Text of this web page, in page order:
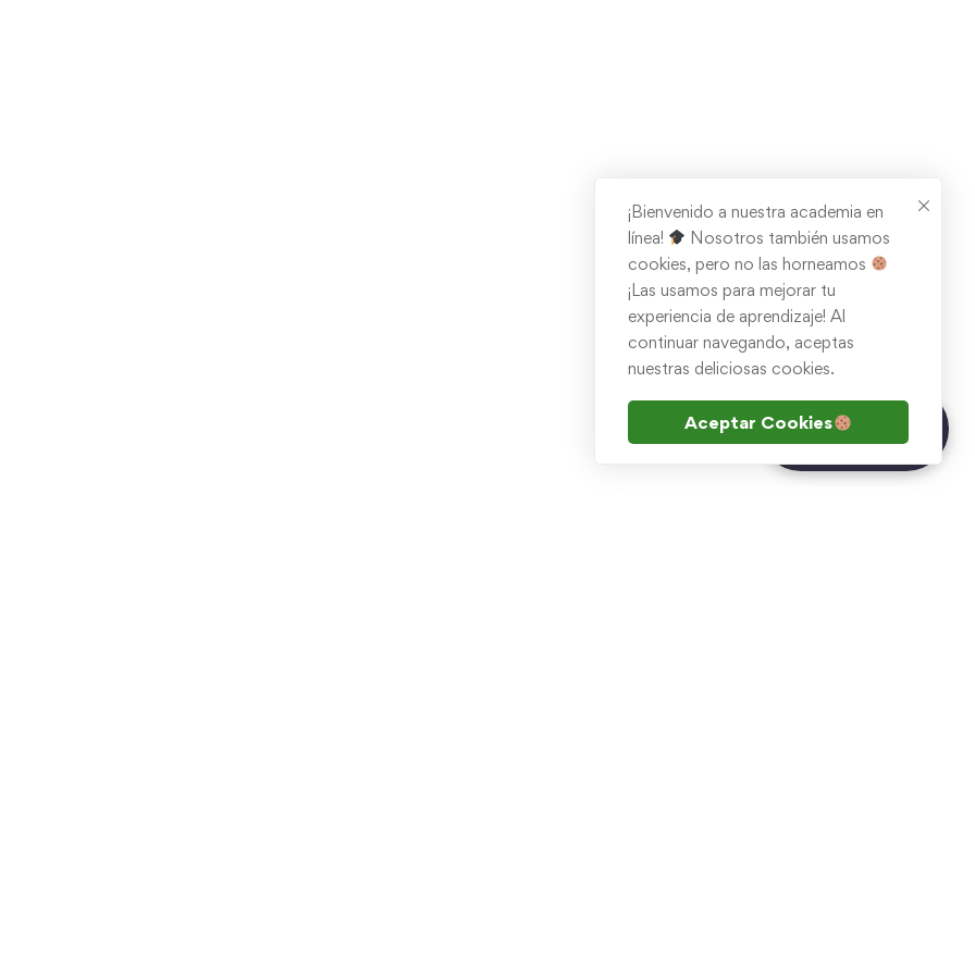
¿Tienes dudas?
Chatea con Inna
¡Bienvenido a nuestra academia en
línea!
Nosotros también usamos
cookies, pero no las horneamos
¡Las usamos para mejorar tu
experiencia de aprendizaje! Al
continuar navegando, aceptas
nuestras deliciosas cookies.
Aceptar Cookies